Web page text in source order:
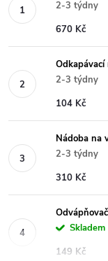
2-3 týdny
670 Kč
2-3 týdny
104 Kč
Nádoba na
2-3 týdny
310 Kč
Skladem
149 Kč